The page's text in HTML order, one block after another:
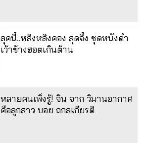
ลุคนี้..หลิงหลิงคอง สุดจึ้ง ชุดหนังดำ
เว้าข้างฮอตเกินต้าน
หลายคนเพิ่งรู้! จิน จาก วิมานอากาศ
คือลูกสาว บอย ถกลเกียรติ